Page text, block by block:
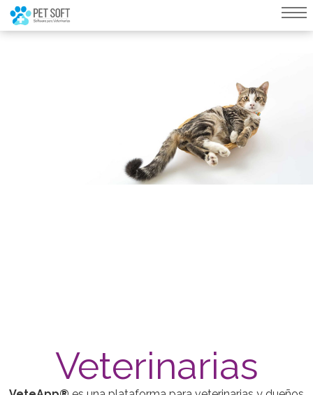
query failed, Table 'nwproject5_petsoft.preload_images' doesn't exist::SQL
Query: /*qc=on*/ select * from preload_images where pagina=23
Veterinarias